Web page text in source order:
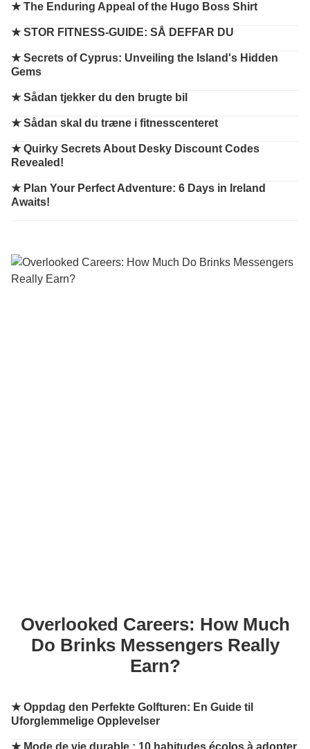
★The Enduring Appeal of the Hugo Boss Shirt
★STOR FITNESS-GUIDE: SÅ DEFFAR DU
★Secrets of Cyprus: Unveiling the Island's Hidden
Gems
★Sådan tjekker du den brugte bil
★Sådan skal du træne i fitnesscenteret
★Quirky Secrets About Desky Discount Codes
Revealed!
★ Plan Your Perfect Adventure: 6 Days in Ireland
Awaits!
Overlooked Careers: How Much
Do Brinks Messengers Really
Earn?
★Oppdag den Perfekte Golfturen: En Guide til
Uforglemmelige Opplevelser